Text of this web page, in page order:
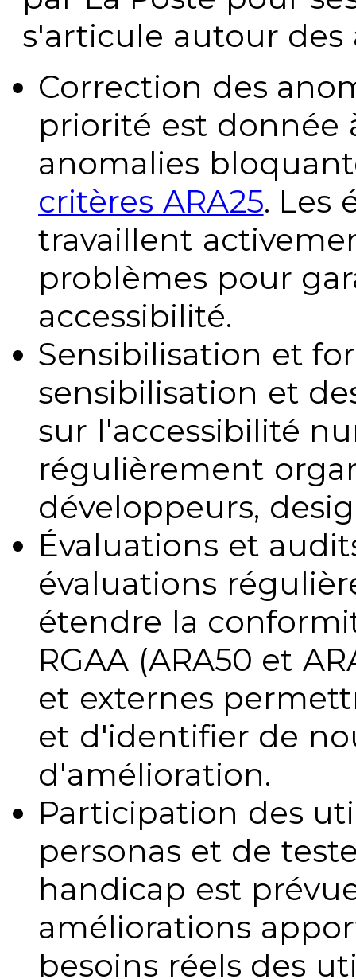
s'articule autour des
Correction des
priorité est donnée
anomalies
critères ARA25. Les
travaillent
problèmes pour
accessibilité.
Sensibilisation et
sensibilisation et
sur l'accessibilité
régulièrement
développeurs,
Évaluations et
évaluations
étendre la
RGAA (ARA50 et
et externes
et d'identifier de
d'amélioration.
Participation des
personas et de
handicap est
améliorations
besoins réels des